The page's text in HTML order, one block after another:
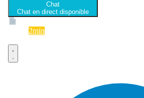
Chat
Chat en direct disponible
2min